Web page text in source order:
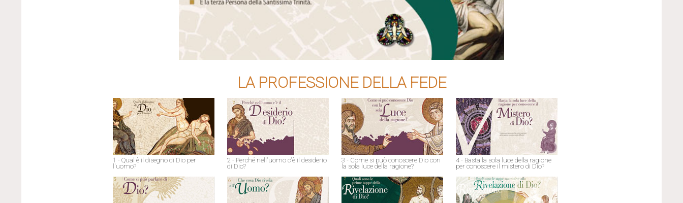
LA PROFESSIONE DELLA FEDE
1 - Qual è il disegno di Dio per
l'uomo?
2 - Perché nell'uomo c'è il desiderio
di Dio?
3 - Come si può conoscere Dio con
la sola luce della ragione?
4 - Basta la sola luce della ragione
per conoscere il mistero di Dio?